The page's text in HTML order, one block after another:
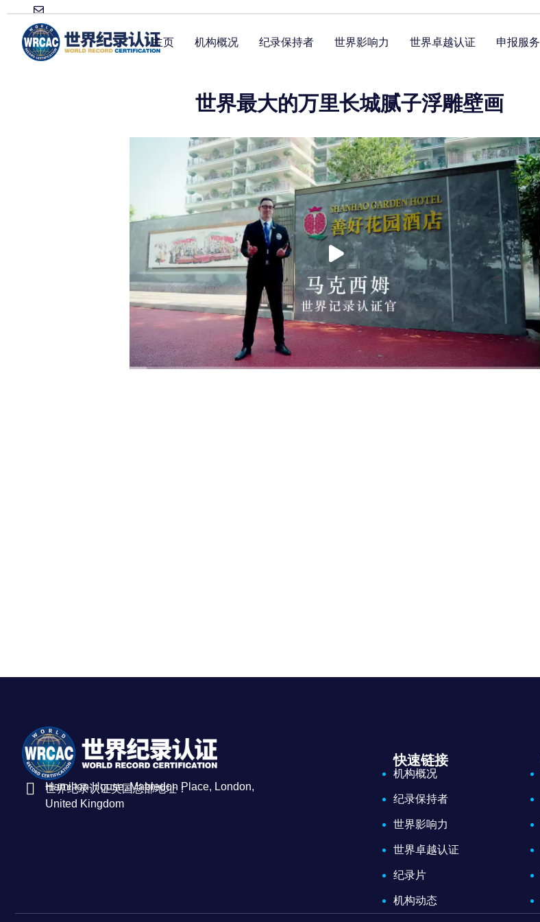
主页 机构概况 纪录保持者 世界影响力 世界卓越认证 申报服务
世界最大的万里长城腻子浮雕壁画
世界纪录认证英国总部地址：
Hamilton House, Mabledon Place, London,
United Kingdom
快速链接
机构概况
纪录保持者
世界影响力
世界卓越认证
纪录片
机构动态